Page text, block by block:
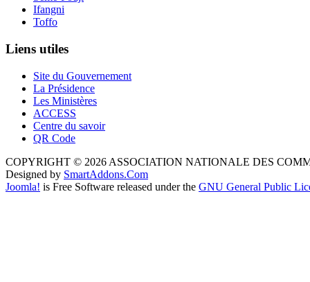
Ifangni
Toffo
Liens utiles
Site du Gouvernement
La Présidence
Les Ministères
ACCESS
Centre du savoir
QR Code
COPYRIGHT © 2026 ASSOCIATION NATIONALE DES
Designed by SmartAddons.Com
Joomla! is Free Software released under the GNU General Public